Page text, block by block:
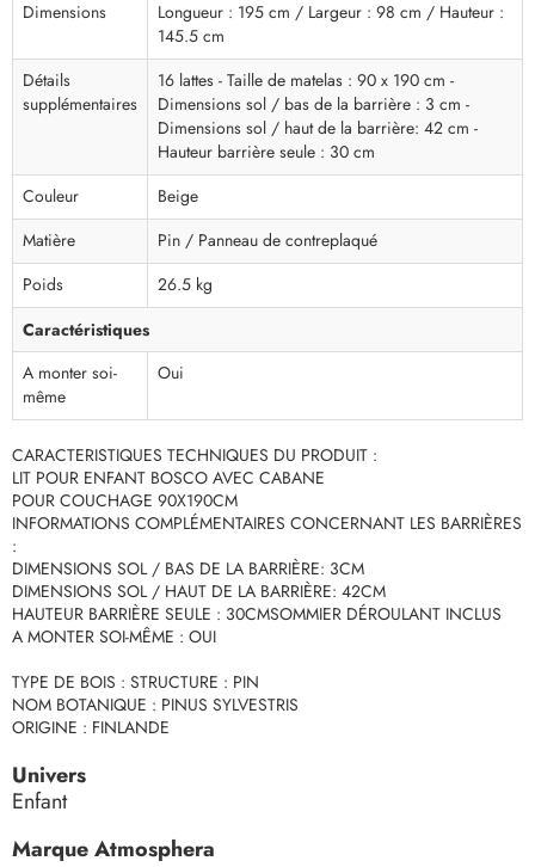
Dimensions
Longueur : 195 cm / Largeur : 98 cm / Hauteur :
145.5 cm
Détails
supplémentaires
16 lattes - Taille de matelas : 90 x 190 cm -
Dimensions sol / bas de la barrière : 3 cm -
Dimensions sol / haut de la barrière: 42 cm -
Hauteur barrière seule : 30 cm
Couleur
Beige
Matière
Pin / Panneau de contreplaqué
Poids
26.5 kg
Caractéristiques
A monter soi-
même
Oui
CARACTERISTIQUES TECHNIQUES DU PRODUIT :
LIT POUR ENFANT BOSCO AVEC CABANE
POUR COUCHAGE 90X190CM
INFORMATIONS COMPLÉMENTAIRES CONCERNANT LES BARRIÈRES
:
DIMENSIONS SOL / BAS DE LA BARRIÈRE: 3CM
DIMENSIONS SOL / HAUT DE LA BARRIÈRE: 42CM
HAUTEUR BARRIÈRE SEULE : 30CMSOMMIER DÉROULANT INCLUS
A MONTER SOI-MÊME : OUI
TYPE DE BOIS : STRUCTURE : PIN
NOM BOTANIQUE : PINUS SYLVESTRIS
ORIGINE : FINLANDE
Univers
Enfant
Marque Atmosphera